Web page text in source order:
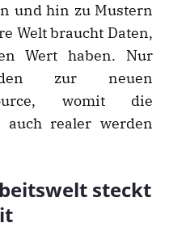
und hin zu Mustern
Welt braucht Daten,
Wert haben. Nur
zur neuen
womit die
realer werden
steckt